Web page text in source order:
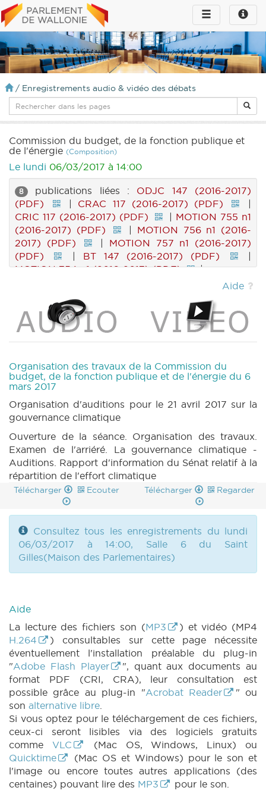
Toggle
infos
Toggle
navigation
/ Enregistrements audio & vidéo des débats
Commission du budget, de la fonction publique et
de l'énergie (Composition)
Le lundi 06/03/2017 à 14:00
8 publications liées : ODJC 147 (2016-2017)
(PDF)
| CRAC 117 (2016-2017) (PDF)
|
CRIC 117 (2016-2017) (PDF)
| MOTION 755 n1
(2016-2017) (PDF)
| MOTION 756 n1 (2016-
2017) (PDF)
| MOTION 757 n1 (2016-2017)
(PDF)
| BT 147 (2016-2017) (PDF)
|
MOTION 754 n1 (2016-2017) (PDF)
|
Aide
Organisation des travaux de la Commission du
budget, de la fonction publique et de l'énergie du 6
mars 2017
Organisation d'auditions pour le 21 avril 2017 sur la
gouvernance climatique
Ouverture de la séance. Organisation des travaux.
Examen de l'arriéré. La gouvernance climatique -
Auditions. Rapport d'information du Sénat relatif à la
répartition de l'effort climatique
Télécharger Ecouter Télécharger Regarder
Consultez tous les enregistrements du lundi
06/03/2017 à 14:00, Salle 6 du Saint
Gilles(Maison des Parlementaires)
Aide
La lecture des fichiers son (MP3
) et vidéo (MP4
H.264
) consultables sur cette page nécessite
éventuellement l'installation préalable du plug-in
"Adobe Flash Player
", quant aux documents au
format PDF (CRI, CRA), leur consultation est
possible grâce au plug-in "Acrobat Reader
" ou
son alternative libre.
Si vous optez pour le téléchargement de ces fichiers,
ceux-ci seront lisibles via des logiciels gratuits
comme VLC
(Mac OS, Windows, Linux) ou
Quicktime
(Mac OS et Windows) pour le son et
l'image ou encore toutes autres applications (des
centaines) pouvant lire des MP3 pour le son.